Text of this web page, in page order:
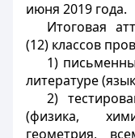
июня 2019 года.
Итоговая
(12) классов
1)
литературе
2)
(физика,
геометрия,